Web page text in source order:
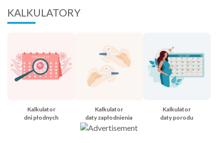
KALKULATORY
Kalkulator
dni płodnych
Kalkulator
daty zapłodnienia
Kalkulator
daty porodu